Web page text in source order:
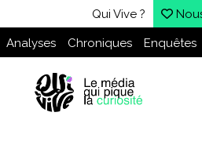
Qui Vive ?
Analyses Chroniques Enquêtes